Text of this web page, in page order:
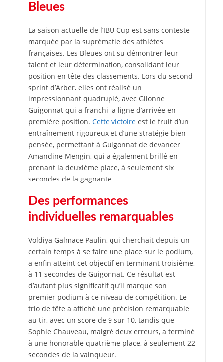
Bleues
La saison actuelle de l’IBU Cup est sans conteste
marquée par la suprématie des athlètes
françaises. Les Bleues ont su démontrer leur
talent et leur détermination, consolidant leur
position en tête des classements. Lors du second
sprint d’Arber, elles ont réalisé un
impressionnant quadruplé, avec Gilonne
Guigonnat qui a franchi la ligne d’arrivée en
première position. Cette victoireest le fruit d’un
entraînement rigoureux et d’une stratégie bien
pensée, permettant à Guigonnat de devancer
Amandine Mengin, qui a également brillé en
prenant la deuxième place, à seulement six
secondes de la gagnante.
Des performances
individuelles remarquables
Voldiya Galmace Paulin, qui cherchait depuis un
certain temps à se faire une place sur le podium,
a enfin atteint cet objectif en terminant troisième,
à 11 secondes de Guigonnat. Ce résultat est
d’autant plus significatif qu’il marque son
premier podium à ce niveau de compétition. Le
trio de tête a affiché une précision remarquable
au tir, avec un score de 9 sur 10, tandis que
Sophie Chauveau, malgré deux erreurs, a terminé
à une honorable quatrième place, à seulement 22
secondes de la vainqueur.